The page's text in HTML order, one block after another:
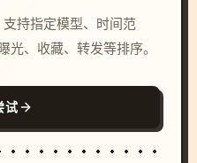
持指定模型、时间范
光、收藏、转发等排序。
试